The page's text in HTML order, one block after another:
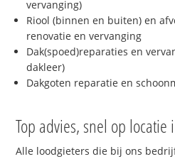
vervanging)
Riool (binnen en buiten) en
renovatie en vervanging
Dak(spoed)reparaties en
dakleer)
Dakgoten reparatie en
Top advies, snel op locatie
Alle loodgieters die bij ons